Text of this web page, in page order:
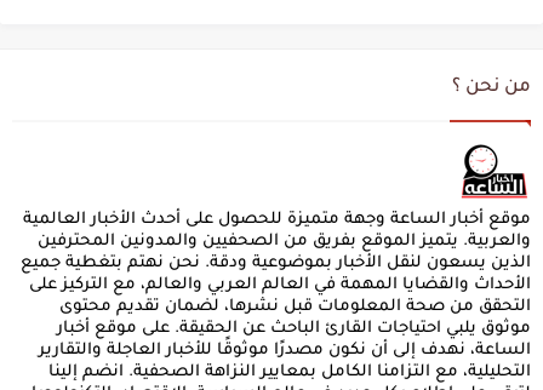
من نحن ؟
موقع أخبار الساعة وجهة متميزة للحصول على أحدث الأخبار العالمية
والعربية. يتميز الموقع بفريق من الصحفيين والمدونين المحترفين
الذين يسعون لنقل الأخبار بموضوعية ودقة. نحن نهتم بتغطية جميع
الأحداث والقضايا المهمة في العالم العربي والعالم، مع التركيز على
التحقق من صحة المعلومات قبل نشرها، لضمان تقديم محتوى
موثوق يلبي احتياجات القارئ الباحث عن الحقيقة. على موقع أخبار
الساعة، نهدف إلى أن نكون مصدرًا موثوقًا للأخبار العاجلة والتقارير
التحليلية، مع التزامنا الكامل بمعايير النزاهة الصحفية. انضم إلينا